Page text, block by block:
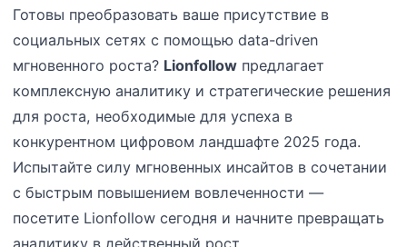
Готовы преобразовать ваше присутствие в
социальных сетях с помощью data-driven
мгновенного роста? Lionfollow предлагает
комплексную аналитику и стратегические решения
для роста, необходимые для успеха в
конкурентном цифровом ландшафте 2025 года.
Испытайте силу мгновенных инсайтов в сочетании
с быстрым повышением вовлеченности —
посетите Lionfollow сегодня и начните превращать